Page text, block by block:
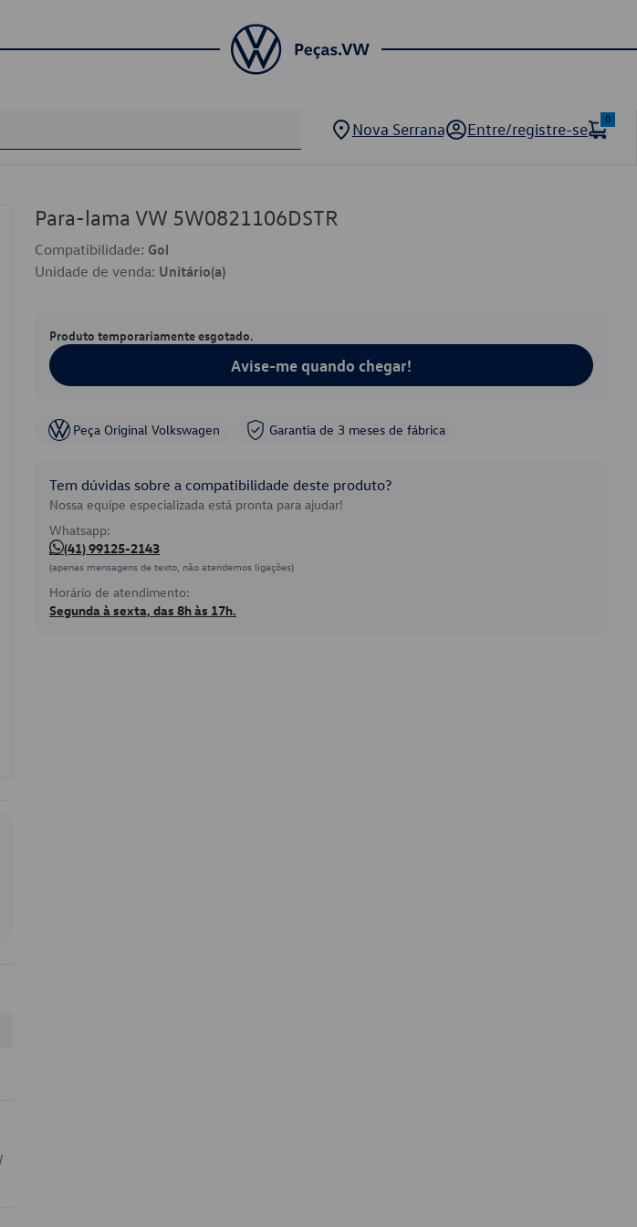
Nova Serrana Entre/registre-se
0
Para-lama VW 5W0821106DSTR
Compatibilidade: Gol
Unidade de venda: Unitário(a)
Produto temporariamente esgotado.
Avise-me quando chegar!
Peça Original Volkswagen Garantia de 3 meses de fábrica
Tem dúvidas sobre a compatibilidade deste produto?
Nossa equipe especializada está pronta para ajudar!
Whatsapp:
(41) 99125-2143
(apenas mensagens de texto, não atendemos ligações)
Horário de atendimento:
Segunda à sexta, das 8h às 17h.